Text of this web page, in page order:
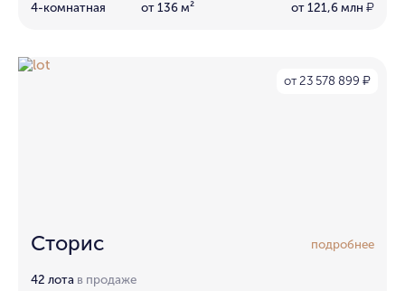
4-комнатная от 136 м² от 121,6 млн ₽
от 23 578 899 ₽
Сторис подробнее
42 лота в продаже